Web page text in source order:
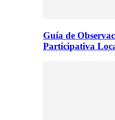
Guía de
Participativa